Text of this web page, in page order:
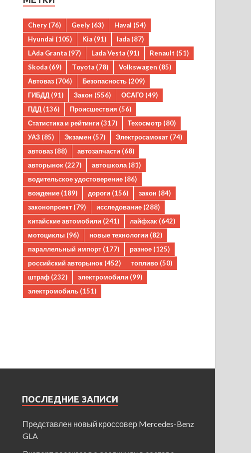
Chery (76) Geely (63) Haval (54)
Hyundai (105) Kia (91) lada (87)
LAda Granta (97) Lada Vesta (91) Renault (51)
Skoda (69) Toyota (78) Volkswagen (85)
Автоваз (706) Безопасность (209)
ГИБДД (91) Закон (556) ОСАГО (49)
ПДД (136) Происшествия (56)
Статистика и рейтинги (317) Техосмотр (80)
УАЗ (85) Экзамен (57) Электросамокат (74)
автоваз (88) автозапчасти (68)
авторынок (227) автошкола (81)
водительское удостоверение (86)
вождение (189) дороги (156) закон (84)
законопроект (79) исследование (288)
китайские автомобили (241) лайфхак (642)
мотоциклы (96) новые технологии (82)
параллельный импорт (177) разное (125)
российский авторынок (452) топливо (50)
штраф (232) электромобили (99)
электромобиль (151)
ПОСЛЕДНИЕ ЗАПИСИ
Представлен новый кроссовер Mercedes-Benz
GLA